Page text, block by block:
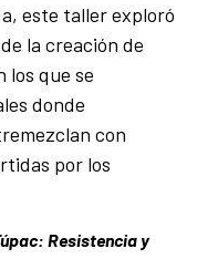
este taller exploró
la creación de
los que se
donde
con
por los
Resistencia y